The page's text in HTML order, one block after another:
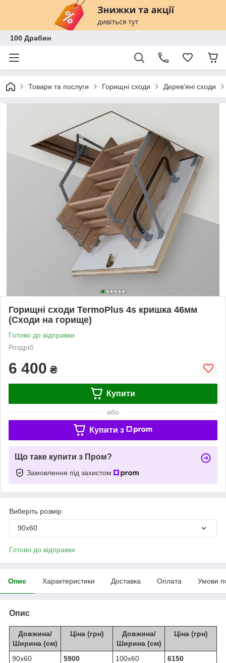
100 Драбин
Товари та послуги Горищні сходи Дерев'яні сходи
Горищні сходи TermoPlus 4s кришка 46мм
(Сходи на горище)
Готово до відправки
Роздріб
6 400 ₴
Купити
або
Купити з
Що таке купити з Пром?
Замовлення під захистом
Виберіть розмір
90х60
Готово до відправки
Опис Характеристики Доставка Оплата Умови
Опис
Довжина/
Ширина (см)
Ціна (грн)
Довжина/
Ширина (см)
Ціна (грн)
90х60 5900 100х60
6150